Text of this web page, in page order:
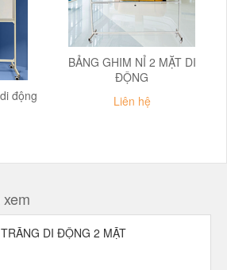
động
BẢNG GHIM NỈ 2 MẶT DI
ĐỘNG
Liên hệ
DI ĐỘNG 2 MẶT